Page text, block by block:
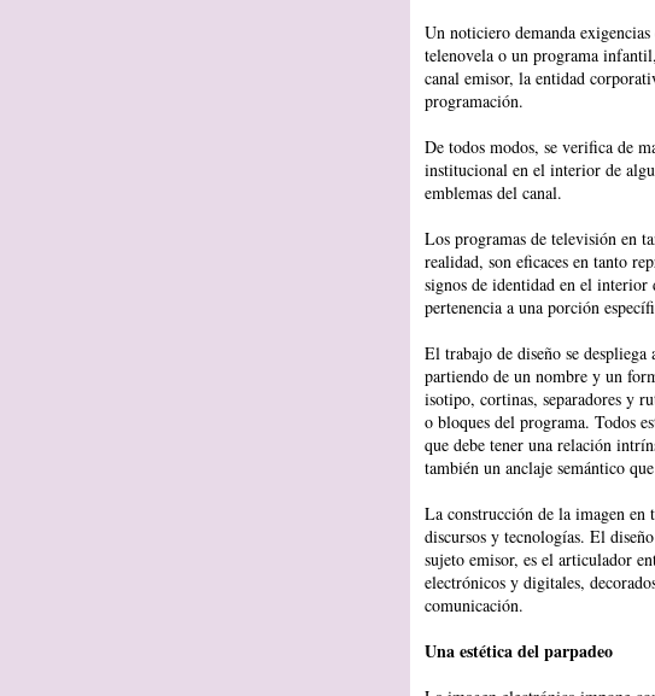
Un noticiero demanda
telenovela o un programa
canal emisor, la entidad
programación.
De todos modos, se verifica de
institucional en el interior de
emblemas del canal.
Los programas de televisión en
realidad, son eficaces en tanto
signos de identidad en el interior
pertenencia a una porción
El trabajo de diseño se
partiendo de un nombre y un
isotipo, cortinas, separadores y
o bloques del programa. Todos
que debe tener una relación
también un anclaje semántico
La construcción de la imagen en
discursos y tecnologías. El
sujeto emisor, es el articulador
electrónicos y digitales,
comunicación.
Una estética del parpadeo